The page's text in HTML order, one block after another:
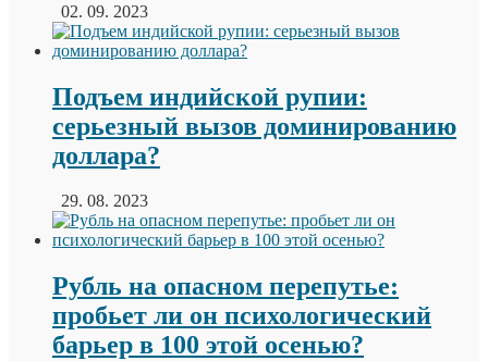
02. 09. 2023
Подъем индийской рупии:
серьезный вызов доминированию
доллара?
29. 08. 2023
Рубль на опасном перепутье:
пробьет ли он психологический
барьер в 100 этой осенью?